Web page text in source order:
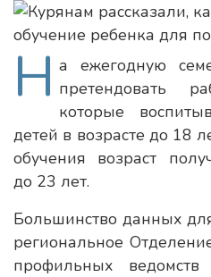
Н а ежегодную
претендовать
которые
детей в возрасте до 18
обучения возраст
до 23 лет.
Большинство данных
региональное
профильных ведомств